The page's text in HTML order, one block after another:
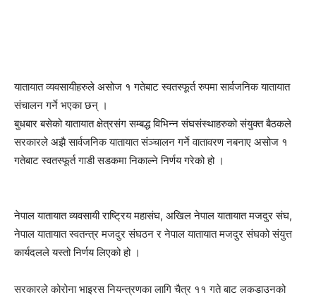
यातायात व्यवसायीहरुले असोज १ गतेबाट स्वतस्फूर्त रुपमा सार्वजनिक यातायात
संचालन गर्ने भएका छन् ।
बुधबार बसेको यातायात क्षेत्रसंग सम्बद्ध विभिन्न संघसंस्थाहरुको संयुक्त बैठकले
सरकारले अझै सार्वजनिक यातायात संञ्चालन गर्ने वातावरण नबनाए असोज १
गतेबाट स्वतस्फूर्त गाडी सडकमा निकाल्ने निर्णय गरेको हो ।
नेपाल यातायात व्यवसायी राष्ट्रिय महासंघ, अखिल नेपाल यातायात मजदुर संघ,
नेपाल यातायात स्वतन्त्र मजदुर संघठन र नेपाल यातायात मजदुर संघको संयुत्त
कार्यदलले यस्तो निर्णय लिएको हो ।
सरकारले कोरोना भाइरस नियन्त्रणका लागि चैत्र ११ गते बाट लकडाउनको